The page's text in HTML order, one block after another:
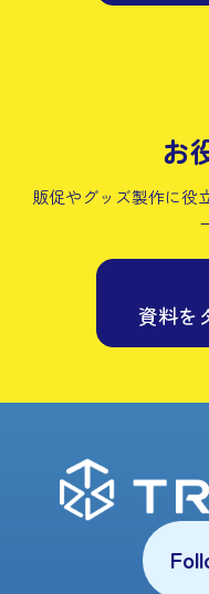
お
販促やグッズ製作に役
資料を